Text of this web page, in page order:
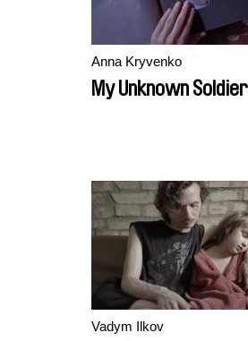
Anna Kryvenko
My Unknown Soldier
Vadym Ilkov